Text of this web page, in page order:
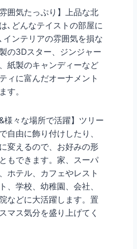
囲気たっぷり】上品な北
､どんなテイストの部屋に
インテリアの雰囲気を損な
の3Dスター、ジンジャー
紙製のキャンディーなど
ィに富んだオーナメント
す。
様々な場所で活躍】ツリー
自由に飾り付けしたり、
変えるので、お好みの形
もできます。家、スーパ
ホテル、カフェやレスト
、学校、幼稚園、会社、
などに大活躍します。置
マス気分を盛り上げてく